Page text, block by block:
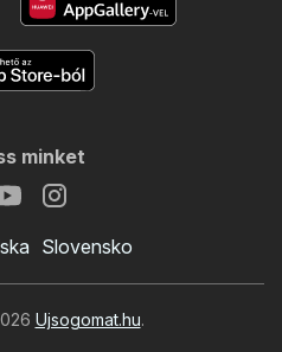
minket
Slovensko
Ujsogomat.hu.